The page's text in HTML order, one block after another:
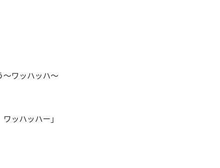
〜ワッハッハ〜
ッハッハー」